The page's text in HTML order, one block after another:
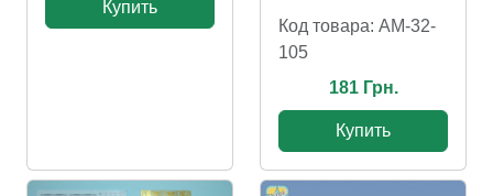
Купить
Код товара: AM-32-
105
181 Грн.
Купить